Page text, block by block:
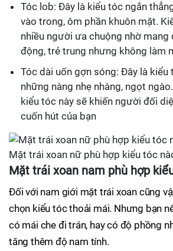
Tóc lob: Đây là kiểu tóc ngắn
vào trong, ôm phần khuôn mặt.
nhiều người ưa chuộng nhờ mang
động, trẻ trung nhưng không làm
Tóc dài uốn gợn sóng: Đây là kiểu
những nàng nhẹ nhàng, ngọt
kiểu tóc này sẽ khiến người đối
cuốn hút của bạn
Mặt trái xoan nữ phù hợp kiểu tóc
Mặt trái xoan nam phù hợp
Đối với nam giới mặt trái xoan cũng
chọn kiểu tóc thoải mái. Nhưng bạn
có mái che đi trán, hay có độ phồng
tăng thêm độ nam tính.